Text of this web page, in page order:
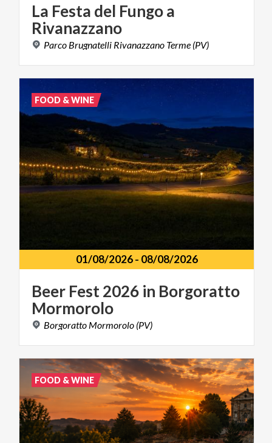
La Festa del Fungoa
Rivanazzano
Parco Brugnatelli Rivanazzano Terme (PV)
01/08/2026- 08/08/2026
Beer Fest2026 in Borgoratto
Mormorolo
Borgoratto Mormorolo (PV)
FOOD & WINE
FOOD & WINE